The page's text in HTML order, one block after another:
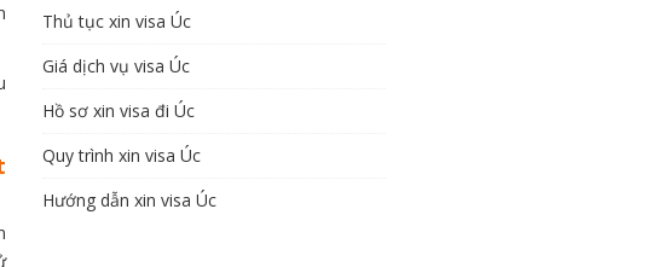
Thủ tục xin visa Úc
Giá dịch vụ visa Úc
Hồ sơ xin visa đi Úc
Quy trình xin visa Úc
Hướng dẫn xin visa Úc